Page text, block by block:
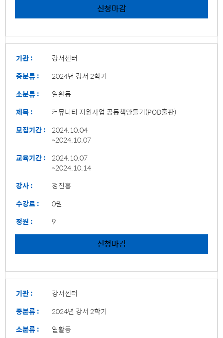
신청마감
기관 :
강서센터
중분류 :
2024년 강서 2학기
소분류 :
일활동
제목 :
커뮤니티 지원사업 공동책만들기(POD출판)
모집기간 : 2024.10.04
~2024.10.07
교육기간 : 2024.10.07
~2024.10.14
강사 :
정진홍
수강료 :
0원
정원 :
9
신청마감
기관 :
강서센터
중분류 :
2024년 강서 2학기
소분류 :
일활동